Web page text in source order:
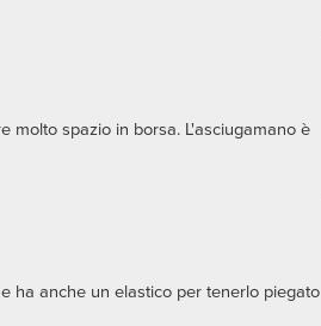
molto spazio in borsa. L'asciugamano è
ha anche un elastico per tenerlo piegato